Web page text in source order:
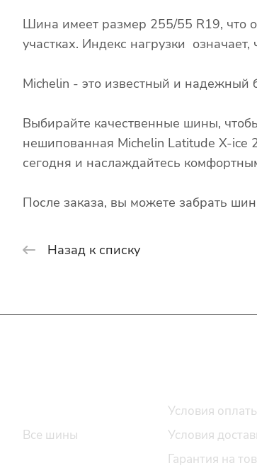
Шина имеет размер 255/55 R19, что
участках. Индекс нагрузки
Michelin - это известный и
Выбирайте качественные шины,
нешипованная Michelin Latitude X-ice
сегодня и наслаждайтесь
После заказа, вы можете забрать
Назад к списку
Все шины
Условия
Условия
Гарантия на